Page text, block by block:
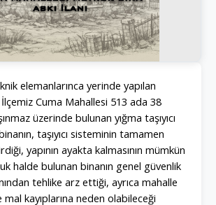
elemanlarınca yerinde yapılan
Cuma Mahallesi 513 ada 38
üzerinde bulunan yığma taşıyıcı
taşıyıcı sisteminin tamamen
yapının ayakta kalmasının mümkün
halde bulunan binanın genel güvenlik
tehlike arz ettiği, ayrıca mahalle
mal kayıplarına neden olabileceği